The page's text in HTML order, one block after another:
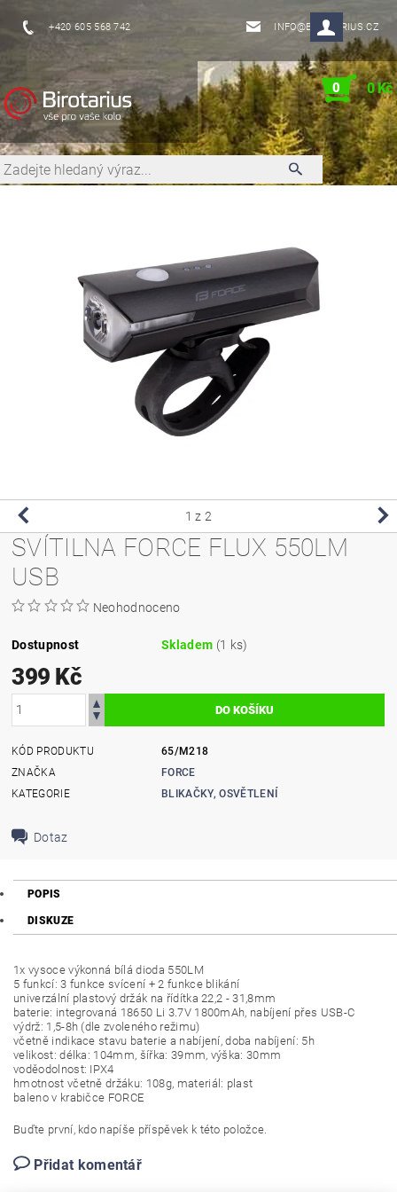
+420 605 568 742 INFO@BIROTARIUS.CZ
0 0 Kč
1 z 2
SVÍTILNA FORCE FLUX 550LM
USB
Neohodnoceno
Dostupnost Skladem (1 ks)
399 Kč
KÓD PRODUKTU
65/M218
ZNAČKA
FORCE
KATEGORIE
BLIKAČKY, OSVĚTLENÍ
Dotaz
POPIS
DISKUZE
1x vysoce výkonná bílá dioda 550LM
5 funkcí: 3 funkce svícení + 2 funkce blikání
univerzální plastový držák na řídítka 22,2 - 31,8mm
baterie: integrovaná 18650 Li 3.7V 1800mAh, nabíjení přes USB-C
výdrž: 1,5-8h (dle zvoleného režimu)
včetně indikace stavu baterie a nabíjení, doba nabíjení: 5h
velikost: délka: 104mm, šířka: 39mm, výška: 30mm
voděodolnost: IPX4
hmotnost včetně držáku: 108g, materiál: plast
baleno v krabičce FORCE
Buďte první, kdo napíše příspěvek k této položce.
Přidat komentář